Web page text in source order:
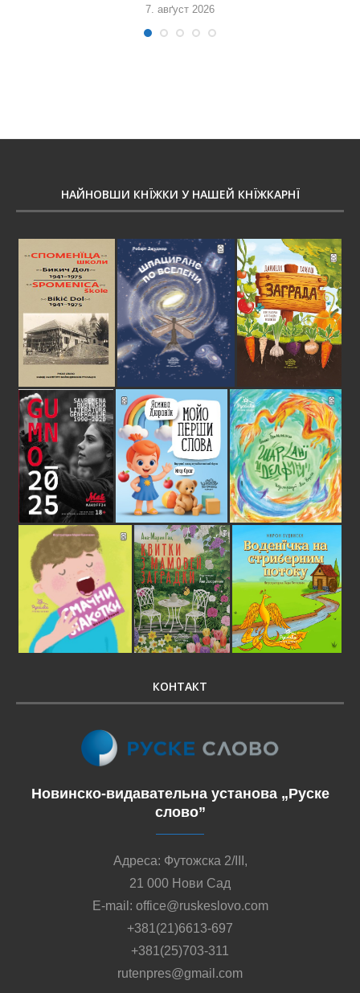
7. авґуст 2026
НАЙНОВШИ КНЇЖКИ У НАШЕЙ КНЇЖКАРНЇ
КОНТАКТ
Новинско-видавательна установа „Руске
слово”
Адреса: Футожска 2/III,
21 000 Нови Сад
E-mail: office@ruskeslovo.com
+381(21)6613-697
+381(25)703-311
rutenpres@gmail.com